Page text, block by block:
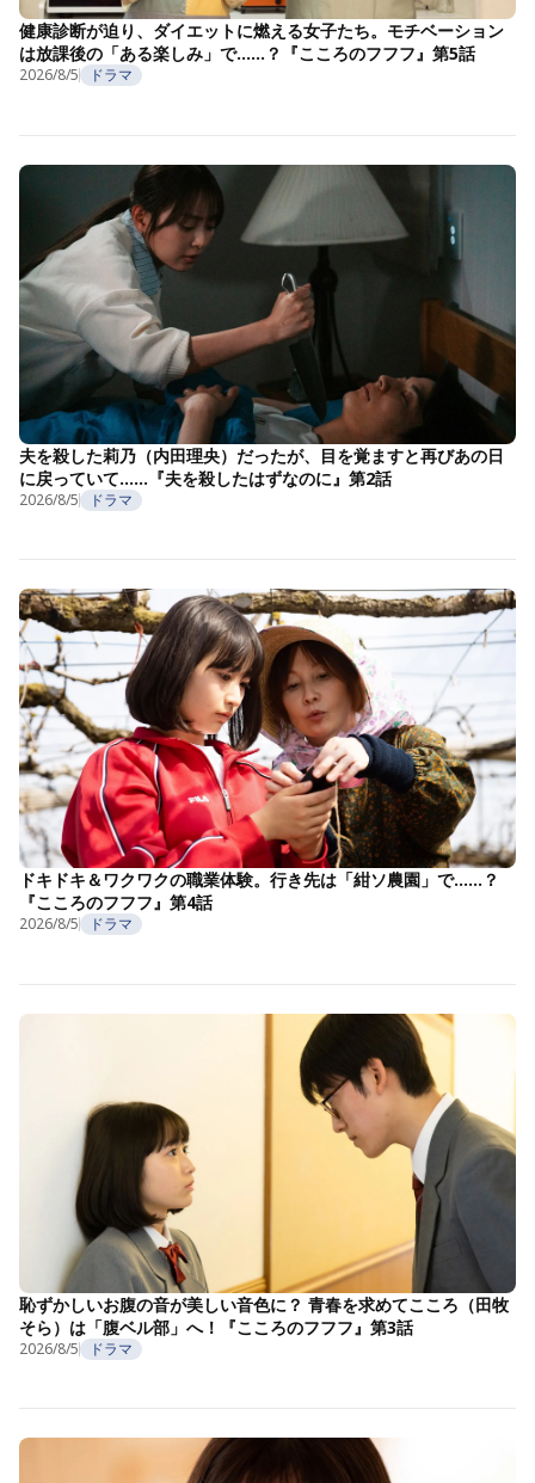
健康診断が迫り、ダイエットに燃える女子たち。モチベーション
は放課後の「ある楽しみ」で……？『こころのフフフ』第5話
2026/8/5 ドラマ
夫を殺した莉乃（内田理央）だったが、目を覚ますと再びあの日
に戻っていて……『夫を殺したはずなのに』第2話
2026/8/5 ドラマ
ドキドキ＆ワクワクの職業体験。行き先は「紺ソ農園」で……？
『こころのフフフ』第4話
2026/8/5 ドラマ
恥ずかしいお腹の音が美しい音色に？ 青春を求めてこころ（田牧
そら）は「腹ベル部」へ！『こころのフフフ』第3話
2026/8/5 ドラマ